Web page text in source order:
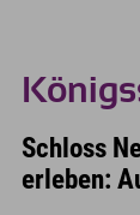
Schloss
erleben: